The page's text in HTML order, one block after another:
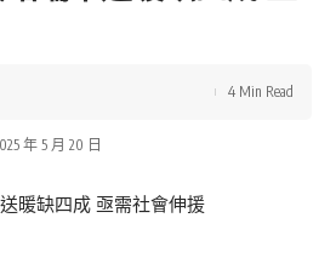
年 5 月 20 日
4 Min Read